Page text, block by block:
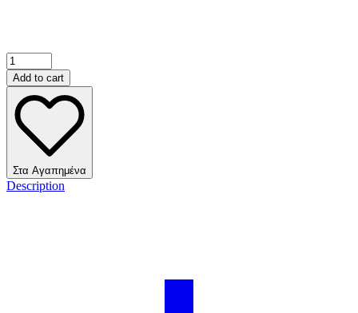
Add to cart
Στα Αγαπημένα
Description